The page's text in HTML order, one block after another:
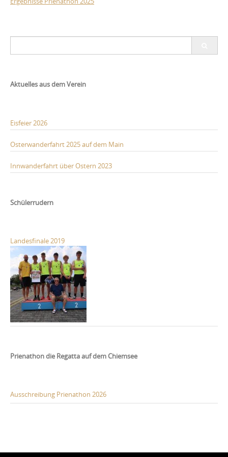
Post
Aktuelles aus dem Verein
Eisfeier 2026
Osterwanderfahrt 2025 auf dem Main
Innwanderfahrt über Ostern 2023
Schülerrudern
Landesfinale 2019
Prienathon die Regatta auf dem Chiemsee
Ausschreibung Prienathon 2026